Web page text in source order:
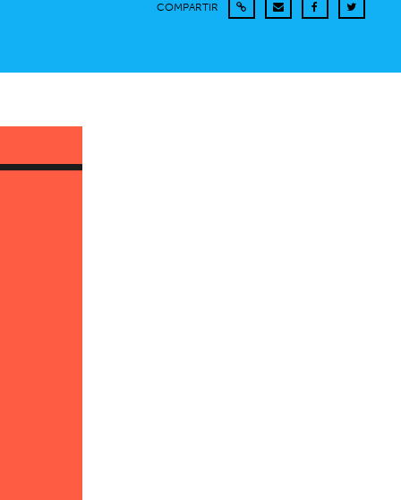
COMPARTIR